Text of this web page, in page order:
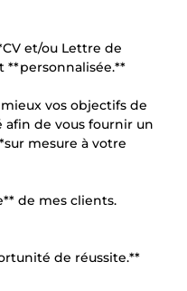
et/ou Lettre de
vos objectifs de
afin de vous fournir un
mesure à votre
de mes clients.
de réussite.**